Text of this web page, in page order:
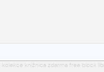
knižnica zdarma free block